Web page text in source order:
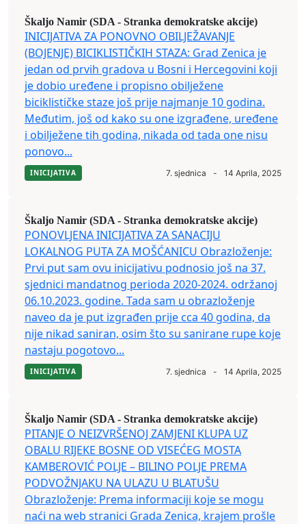
Škaljo Namir (SDA - Stranka demokratske akcije)
INICIJATIVA ZA PONOVNO OBILJEŽAVANJE
(BOJENJE) BICIKLISTIČKIH STAZA: Grad Zenica je
jedan od prvih gradova u Bosni i Hercegovini koji
je dobio uređene i propisno obilježene
biciklističke staze još prije najmanje 10 godina.
Međutim, još od kako su one izgrađene, uređene
i obilježene tih godina, nikada od tada one nisu
ponovo...
INICIJATIVA 7. sjednica - 14 Aprila, 2025
Škaljo Namir (SDA - Stranka demokratske akcije)
PONOVLJENA INICIJATIVA ZA SANACIJU
LOKALNOG PUTA ZA MOŠĆANICU Obrazloženje:
Prvi put sam ovu inicijativu podnosio još na 37.
sjednici mandatnog perioda 2020-2024. održanoj
06.10.2023. godine. Tada sam u obrazloženje
naveo da je put izgrađen prije cca 40 godina, da
nije nikad saniran, osim što su sanirane rupe koje
nastaju pogotovo...
INICIJATIVA 7. sjednica - 14 Aprila, 2025
Škaljo Namir (SDA - Stranka demokratske akcije)
PITANJE O NEIZVRŠENOJ ZAMJENI KLUPA UZ
OBALU RIJEKE BOSNE OD VISEĆEG MOSTA
KAMBEROVIĆ POLJE – BILINO POLJE PREMA
PODVOŽNJAKU NA ULAZU U BLATUŠU
Obrazloženje: Prema informaciji koje se mogu
naći na web stranici Grada Zenica, krajem prošle